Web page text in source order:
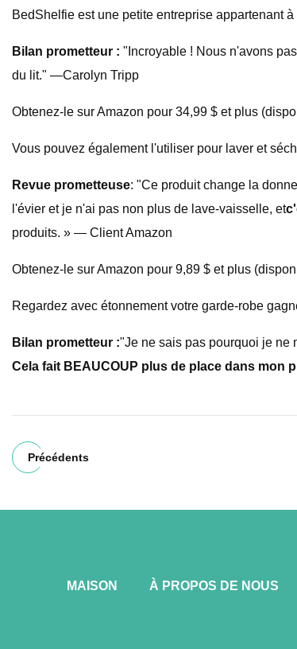
BedShelfie est une petite entreprise appartenant
Bilan prometteur : "Incroyable ! Nous n'avons
du lit." —Carolyn Tripp
Obtenez-le sur Amazon pour 34,99 $ et plus
Vous pouvez également l'utiliser pour laver et
Revue prometteuse: "Ce produit change la
l'évier et je n'ai pas non plus de lave-vaisselle, et
produits. » — Client Amazon
Obtenez-le sur Amazon pour 9,89 $ et plus
Regardez avec étonnement votre garde-robe
Bilan prometteur :"Je ne sais pas pourquoi je ne
Cela fait BEAUCOUP plus de place dans mon
Précédents
MAISON À PROPOS DE NOUS